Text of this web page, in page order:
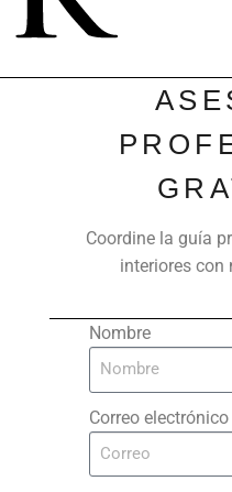
Coordine la guía
interiores con
Nombre
Correo electrónico